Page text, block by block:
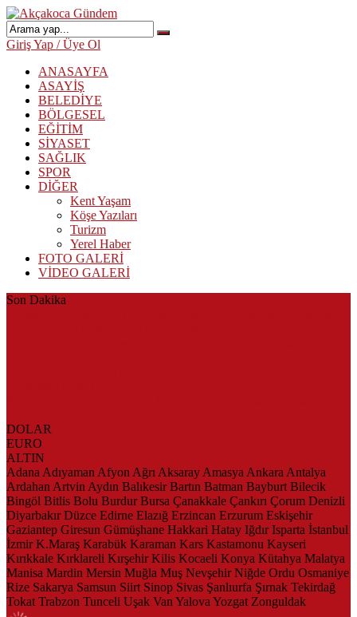
Giriş Yap / Üye Ol
ANASAYFA
ASAYİŞ
BELEDİYE
BÖLGESEL
EĞİTİM
SİYASET
SAĞLIK
SPOR
DİĞER
Kent Yaşam
Köşe Yazıları
Turizm
Yerel Haber
FOTO GALERİ
VİDEO GALERİ
Son Dakika
DOLAR
EURO
ALTIN
Adana Adıyaman Afyon Ağrı Aksaray Amasya Ankara Antalya
Ardahan Artvin Aydın Balıkesir Bartın Batman Bayburt Bilecik
Bingöl Bitlis Bolu Burdur Bursa Çanakkale Çankırı Çorum Denizli
Diyarbakır Düzce Edirne Elazığ Erzincan Erzurum Eskişehir
Gaziantep Giresun Gümüşhane Hakkari Hatay Iğdır Isparta İstanbul
İzmir K.Maraş Karabük Karaman Kars Kastamonu Kayseri
Kırıkkale Kırklareli Kırşehir Kilis Kocaeli Konya Kütahya Malatya
Manisa Mardin Mersin Muğla Muş Nevşehir Niğde Ordu Osmaniye
Rize Sakarya Samsun Siirt Sinop Sivas Şanlıurfa Şırnak Tekirdağ
Tokat Trabzon Tunceli Uşak Van Yalova Yozgat Zonguldak